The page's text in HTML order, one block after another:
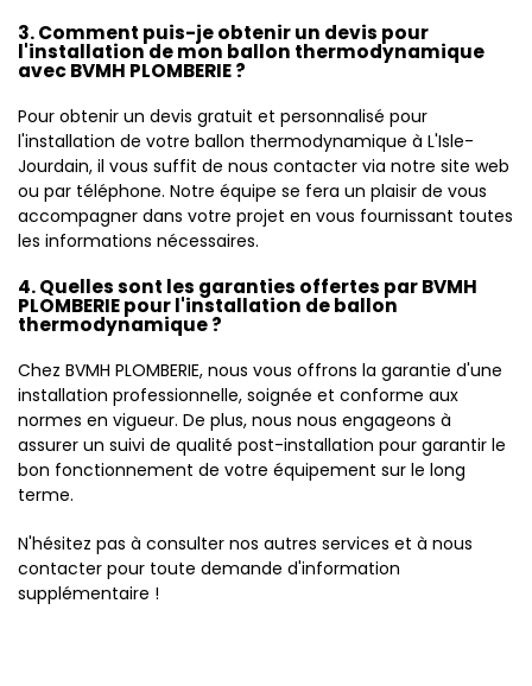
3. Comment puis-je obtenir un devis pour
l'installation de mon ballon thermodynamique
avec BVMH PLOMBERIE ?
Pour obtenir un devis gratuit et personnalisé pour
l'installation de votre ballon thermodynamique à L'Isle-
Jourdain, il vous suffit de nous contacter via notre site web
ou par téléphone. Notre équipe se fera un plaisir de vous
accompagner dans votre projet en vous fournissant toutes
les informations nécessaires.
4. Quelles sont les garanties offertes par BVMH
PLOMBERIE pour l'installation de ballon
thermodynamique ?
Chez BVMH PLOMBERIE, nous vous offrons la garantie d'une
installation professionnelle, soignée et conforme aux
normes en vigueur. De plus, nous nous engageons à
assurer un suivi de qualité post-installation pour garantir le
bon fonctionnement de votre équipement sur le long
terme.
N'hésitez pas à consulter nos autres services et à nous
contacter pour toute demande d'information
supplémentaire !